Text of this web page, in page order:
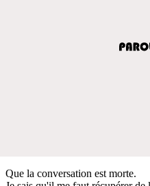
Que la conversation est morte.